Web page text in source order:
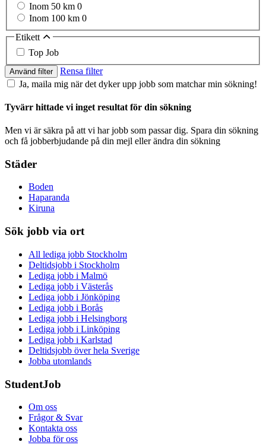
Inom 50 km 0
Inom 100 km 0
Etikett
Top Job
Använd filter
Rensa filter
Ja, maila mig när det dyker upp jobb som matchar min sökning!
Tyvärr hittade vi inget resultat för din sökning
Men vi är säkra på att vi har jobb som passar dig. Spara din sökning
och få jobberbjudande på din mejl eller ändra din sökning
Städer
Boden
Haparanda
Kiruna
Sök jobb via ort
All lediga jobb Stockholm
Deltidsjobb i Stockholm
Lediga jobb i Malmö
Lediga jobb i Västerås
Lediga jobb i Jönköping
Lediga jobb i Borås
Lediga jobb i Helsingborg
Lediga jobb i Linköping
Lediga jobb i Karlstad
Deltidsjobb över hela Sverige
Jobba utomlands
StudentJob
Om oss
Frågor & Svar
Kontakta oss
Jobba för oss